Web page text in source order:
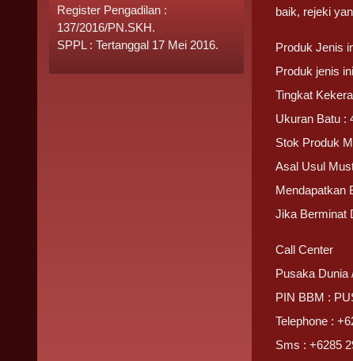
baik, rejeki
Produk Jenis
Produk jenis
Tingkat
Ukuran Batu :
Stok Produk
Asal Usul
Mendapatkan
Jika Berminat
Call Center
Pusaka Dunia
PIN BBM :
Telephone :
Sms : +6285
Register Pengadilan :
137/2016/PN.SKH.
SPPL : Tertanggal 17 Mei 2016.